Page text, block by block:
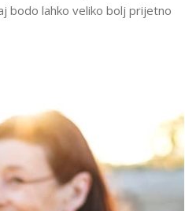
bodo lahko veliko bolj prijetno